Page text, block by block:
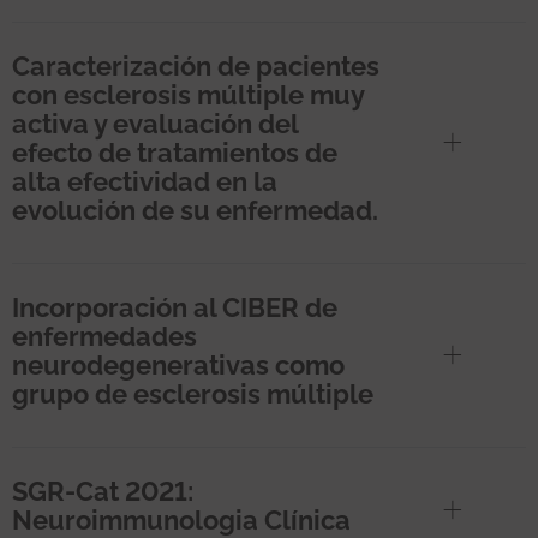
Caracterización de pacientes
con esclerosis múltiple muy
activa y evaluación del
efecto de tratamientos de
alta efectividad en la
evolución de su enfermedad.
Incorporación al CIBER de
enfermedades
neurodegenerativas como
grupo de esclerosis múltiple
SGR-Cat 2021:
Neuroimmunologia Clínica